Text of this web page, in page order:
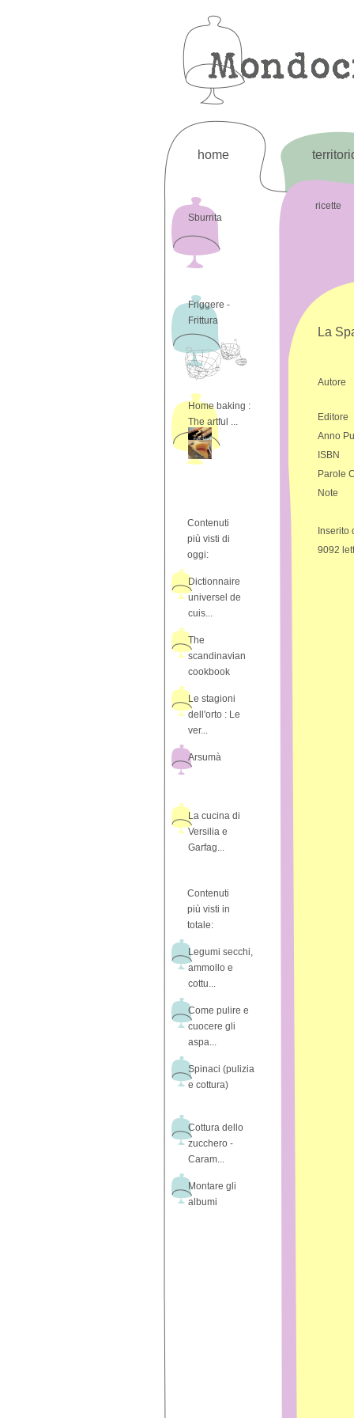
home
Sburrita
Friggere -
Frittura
Home baking :
The artful ...
Contenuti
più visti di
oggi:
Dictionnaire
universel de
cuis...
The
scandinavian
cookbook
Le stagioni
dell'orto : Le
ver...
Arsumà
La cucina di
Versilia e
Garfag...
Contenuti
più visti in
totale:
Legumi secchi,
ammollo e
cottu...
Come pulire e
cuocere gli
aspa...
Spinaci (pulizia
e cottura)
Cottura dello
zucchero -
Caram...
Montare gli
albumi
ricette
La
Autore
Editore
Anno
ISBN
Parole
Note
Inserito
9092